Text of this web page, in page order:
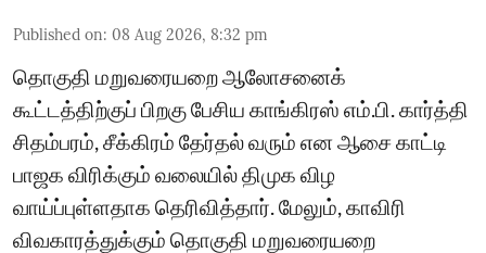
Published on: 08 Aug 2026, 8:32 pm
தொகுதி மறுவரையறை ஆலோசனைக்
கூட்டத்திற்குப் பிறகு பேசிய காங்கிரஸ் எம்.பி. கார்த்தி
சிதம்பரம், சீக்கிரம் தேர்தல் வரும் என ஆசை காட்டி
பாஜக விரிக்கும் வலையில் திமுக விழ
வாய்ப்புள்ளதாக தெரிவித்தார். மேலும், காவிரி
விவகாரத்துக்கும் தொகுதி மறுவரையறை